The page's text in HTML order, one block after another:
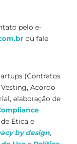
pelo e-
ou fale
(Contratos
Acordo
elaboração de
Ética e
by design,